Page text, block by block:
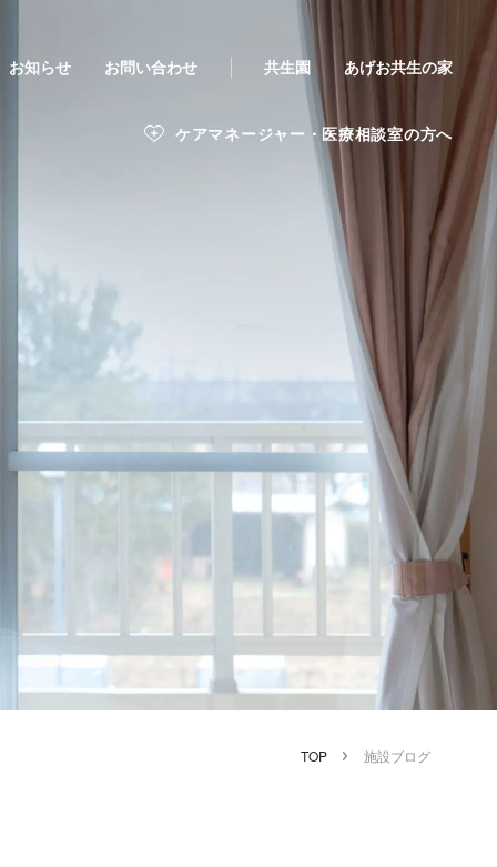
お知らせ お問い合わせ 共生園 あげお共生の家
ケアマネージャー・医療相談室の方へ
TOP 施設ブログ